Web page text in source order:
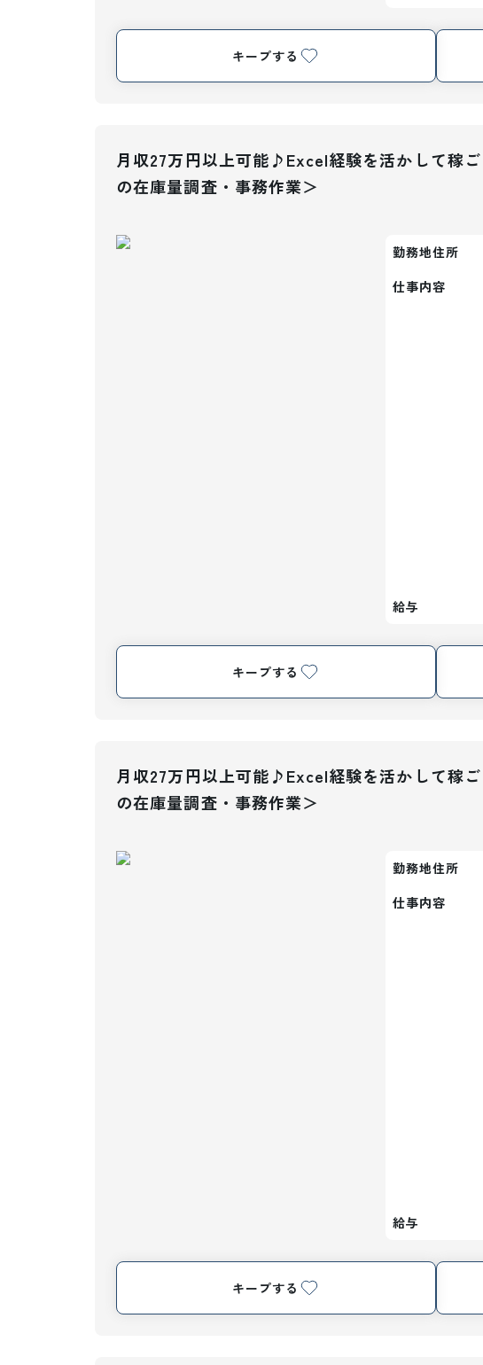
キープする
月収27万円以上可能♪Excel経験を活かして稼
の在庫量調査・事務作業＞
勤務地住所
仕事内容
給与
キープする
月収27万円以上可能♪Excel経験を活かして稼
の在庫量調査・事務作業＞
勤務地住所
仕事内容
給与
キープする